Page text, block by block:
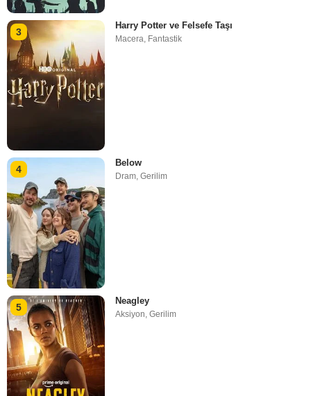
3
Harry Potter ve Felsefe Taşı
Macera, Fantastik
4
Below
Dram,Gerilim
5
Neagley
Aksiyon ,Gerilim